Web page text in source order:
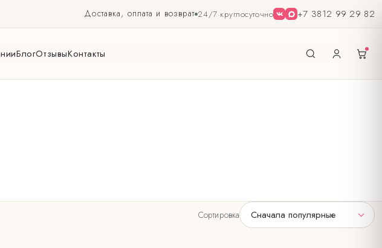
Доставка, оплата и возврат 24/7·круглосуточно +7 3812 99 29 82
БлогОтзывыКонтакты
Сортировка Сначала популярные